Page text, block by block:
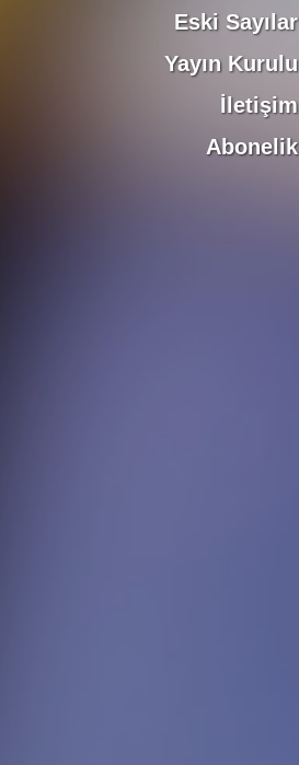
Eski Sayılar
Yayın Kurulu
İletişim
Abonelik